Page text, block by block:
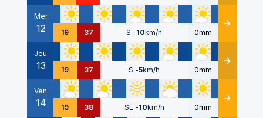
Mer.
12 19 37 S -10km/h 0mm Détails
Jeu.
13 19 37 S -5km/h 0mm Détails
Ven.
14 19 38 SE -10km/h 0mm Détails